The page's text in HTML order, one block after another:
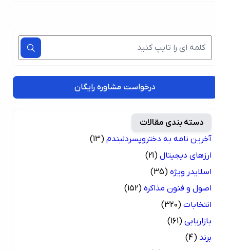
درخواست مشاوره رایگان
دسته بندی مقالات
آخرین نامه به دختروپسردلبندم (13)
ارزهای دیجیتال (21)
اسلایدر ویژه (35)
اصول و فنون مذاکره (152)
انتخابات (320)
بازاریابی (161)
(4)